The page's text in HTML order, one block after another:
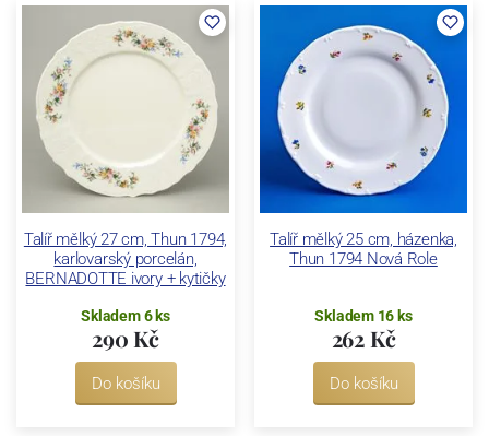
Talíř mělký 27 cm, Thun 1794,
karlovarský porcelán,
BERNADOTTE ivory + kytičky
Skladem 6 ks
290 Kč
Do košíku
Talíř mělký 25 cm, házenka,
Thun 1794 Nová Role
Skladem 16 ks
262 Kč
Do košíku